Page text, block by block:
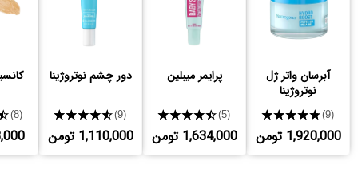
آبرسان واتر ژل
نوتروژینا
★★★★★(9)
1,920,000 تومن
پرایمر میبلین
★★★★★(5)
1,634,000 تومن
دور چشم نوتروژینا
★★★★★(9)
1,110,000 تومن
(8)